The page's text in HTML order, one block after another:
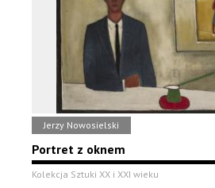
Jerzy Nowosielski
Portret z oknem
Kolekcja Sztuki XX i XXI wieku